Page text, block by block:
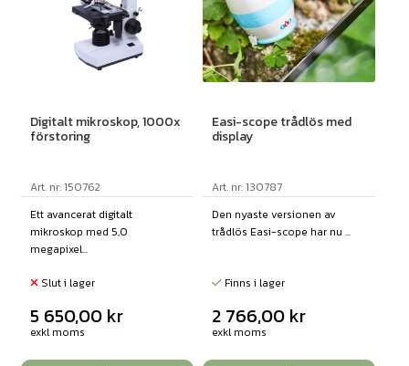
Digitalt mikroskop, 1000x
förstoring
Art. nr: 150762
Ett avancerat digitalt
mikroskop med 5,0
megapixel...
Slut i lager
5 650,00 kr
exkl moms
Easi-scope trådlös med
display
Art. nr: 130787
Den nyaste versionen av
trådlös Easi-scope har nu ...
Finns i lager
2 766,00 kr
exkl moms